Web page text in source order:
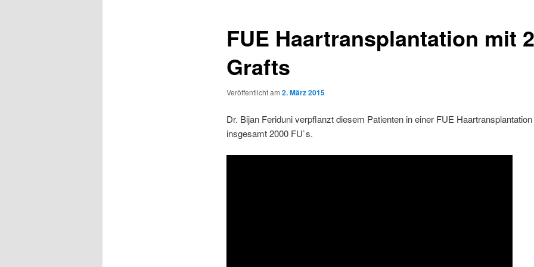
FUE Haartransplantation mit
Grafts
Veröffentlicht am 2. März 2015
Dr. Bijan Feriduni verpflanzt diesem Patienten in einer FUE Haartransplantation
insgesamt 2000 FU`s.